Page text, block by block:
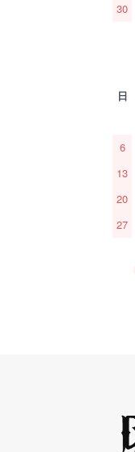
30
日
6
13
20
27